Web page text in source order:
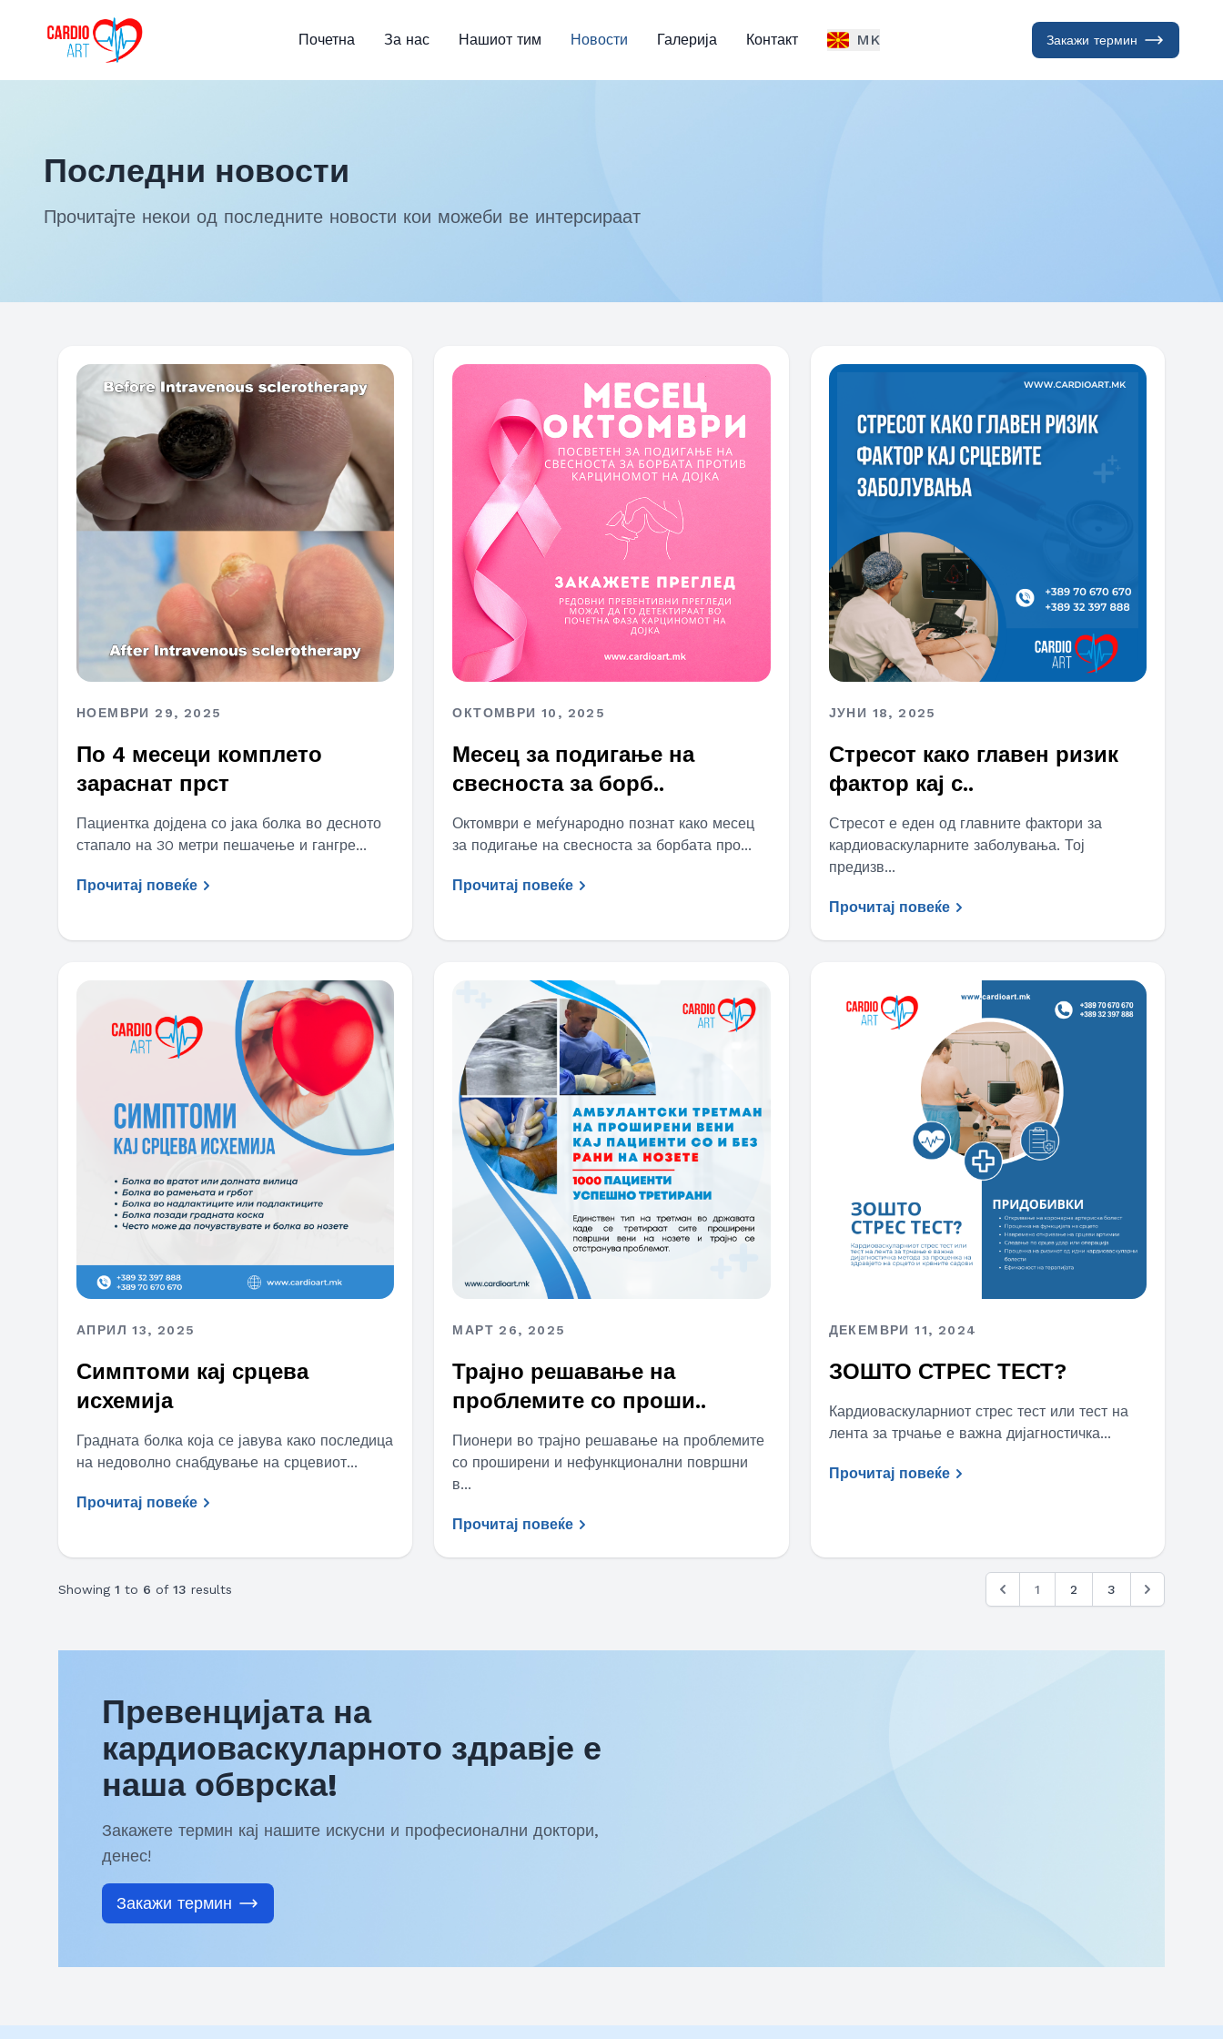
Закажи термин
Почетна За нас Нашиот тим Новости Галерија Контакт MK
Последни новости
Прочитајте некои од последните новости кои можеби ве интерсираат
НОЕМВРИ 29, 2025
По 4 месеци комплето
зараснат прст
Пациентка дојдена со јака болка во десното
стапало на 30 метри пешачење и гангре...
Прочитај повеќе
ОКТОМВРИ 10, 2025
Месец за подигање на
свесноста за борб..
Октомври е меѓународно познат како месец
за подигање на свесноста за борбата про...
Прочитај повеќе
ЈУНИ 18, 2025
Стресот како главен ризик
фактор кај с..
Стресот е еден од главните фактори за
кардиоваскуларните заболувања. Тој
предизв...
Прочитај повеќе
АПРИЛ 13, 2025
Симптоми кај срцева
исхемија
Градната болка која се јавува како последица
на недоволно снабдување на срцевиот...
Прочитај повеќе
МАРТ 26, 2025
Трајно решавање на
проблемите со проши..
Пионери во трајно решавање на проблемите
со проширени и нефункционални површни
в...
Прочитај повеќе
ДЕКЕМВРИ 11, 2024
ЗОШТО СТРЕС ТЕСТ?
Кардиоваскуларниот стрес тест или тест на
лента за трчање е важна дијагностичка...
Прочитај повеќе
Showing 1 to 6 of 13 results 1 2 3
Превенцијата на
кардиоваскуларното здравје е
наша обврска!
Закажете термин кај нашите искусни и професионални доктори,
денес!
Закажи термин